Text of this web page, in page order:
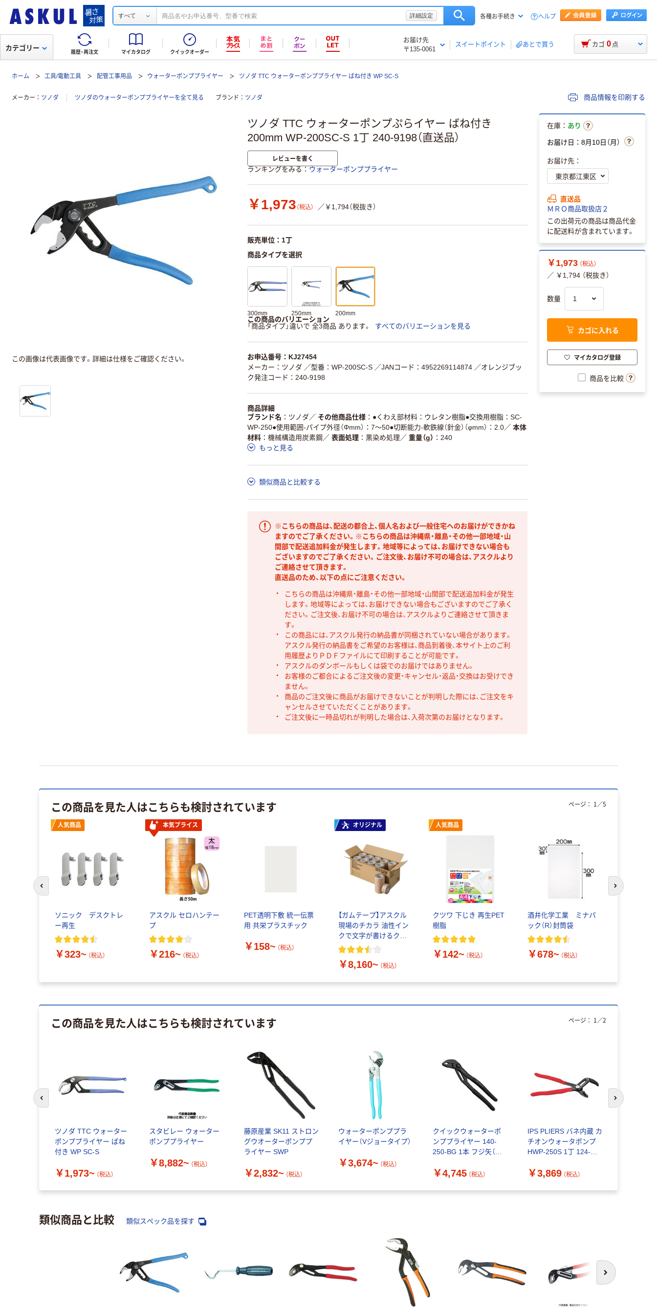
すべて 詳細設定 各種お手続き ヘルプ
履歴・再注文 マイカタログ クイックオーダー
お届け先
〒135-0061
スイートポイント あとで買う
カテゴリー カゴ 0 点
ホーム 工具/電動工具 配管工事用品 ウォーターポンププライヤー ツノダ TTC ウォーターポンププライヤー ばね付き WP SC-S
メーカー ツノダ ツノダのウォーターポンププライヤーを全て見る ブランド ツノダ 商品情報を印刷する
ツノダ TTC ウォーターポンプぷらイヤー ばね付き
200mm WP-200SC-S 1丁 240-9198（直送品）
レビューを書く
ランキングをみる ウォーターポンププライヤー
￥1,973 （税込） ／￥1,794（税抜き）
販売単位：1丁
商品タイプを選択
300mm 250mm 200mm
この商品のバリエーション
「商品タイプ」違いで 全3商品 あります。
すべてのバリエーションを見る
お申込番号：KJ27454
メーカー：ツノダ ／型番：WP-200SC-S ／JANコード：4952269114874 ／オレンジブッ
ク発注コード：240-9198
商品詳細
ブランド名
ツノダ／ その他商品仕様
●くわえ部材料：ウレタン樹脂●交換用樹脂：SC-
WP-250●使用範囲-パイプ外径（Φmm）：7～50●切断能力-軟鉄線（針金）（φmm）：2.0／ 本体
材料
機械構造用炭素鋼 ／ 表面処理 黒染め処理 ／ 重量（g）
240
もっと見る
類似商品と比較する
※こちらの商品は、配送の都合上、個人名および一般住宅へのお届けができかね
ますのでご了承ください。※こちらの商品は沖縄県・離島・その他一部地域・山
間部で配送追加料金が発生します。地域等によっては、お届けできない場合も
ございますのでご了承ください。ご注文後、お届け不可の場合は、アスクルより
ご連絡させて頂きます。
直送品のため、以下の点にご注意ください。
こちらの商品は沖縄県・離島・その他一部地域・山間部で配送追加料金が発生
します。地域等によっては、お届けできない場合もございますのでご了承く
ださい。ご注文後、お届け不可の場合は、アスクルよりご連絡させて頂きま
す。
この商品には、アスクル発行の納品書が同梱されていない場合があります。
アスクル発行の納品書をご希望のお客様は、商品到着後、本サイト上のご利
用履歴よりＰＤＦファイルにて印刷することが可能です。
アスクルのダンボールもしくは袋でのお届けではありません。
お客様のご都合によるご注文後の変更・キャンセル・返品・交換はお受けでき
ません。
商品のご注文後に商品がお届けできないことが判明した際には、ご注文をキ
ャンセルさせていただくことがあります。
ご注文後に一時品切れが判明した場合は、入荷次第のお届けとなります。
この画像は代表画像です。詳細は仕様をご確認ください。
在庫： あり
お届け日：8月10日（月）
お届け先：
直送品
ＭＲＯ商品取扱店２
この出荷元の商品は商品代金
に配送料が含まれています。
￥1,973 （税込）
／ ￥1,794 （税抜き）
数量
カゴに入れる
マイカタログ登録
商品を比較
この商品を見た人はこちらも検討されています
人気商品
ソニック デスクトレ
ー再生
￥323~ （税込）
本気プライス
アスクル セロハンテー
プ
￥216~ （税込）
PET透明下敷 統一伝票
用 共栄プラスチック
￥158~ （税込）
オリジナル
【ガムテープ】アスクル
現場のチカラ 油性イン
クで文字が書けるクラ
フトテープ 無包装タイ
￥8,160~ （税込）
人気商品
クツワ 下じき 再生PET
樹脂
￥142~ （税込）
酒井化学工業 ミナパ
ック（R）封筒袋
￥678~ （税込）
ページ： 1 ／5
前のスライドへ 次のスライド
この商品を見た人はこちらも検討されています
ツノダ TTC ウォーター
ポンププライヤー ばね
付き WP SC-S
￥1,973~ （税込）
スタビレー ウォーター
ポンププライヤー
￥8,882~ （税込）
藤原産業 SK11 ストロン
グウオーターポンププ
ライヤー SWP
￥2,832~ （税込）
ウォーターポンププラ
イヤー（Vジョータイプ）
￥3,674~ （税込）
クイックウォーターポ
ンププライヤー 140-
250-BG 1本 フジ矢（直
￥4,745 （税込）
IPS PLIERS バネ内蔵 カ
チオンウォータポンプ
HWP-250S 1丁 124-
￥3,869 （税込）
ページ： 1 ／2
次のスライド
類似商品と比較 類似スペック品を探す
次へ